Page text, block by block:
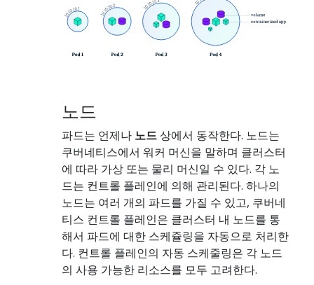
노드
파드는 언제나 노드상에서 동작한다. 노드는
쿠버네티스에서 워커 머신을 말하며 클러스터
에 따라 가상 또는 물리 머신일 수 있다. 각 노
드는 컨트롤 플레인에 의해 관리된다. 하나의
노드는 여러 개의 파드를 가질 수 있고, 쿠버네
티스 컨트롤 플레인은 클러스터 내 노드를 통
해서 파드에 대한 스케쥴링을 자동으로 처리한
다. 컨트롤 플레인의 자동 스케줄링은 각 노드
의 사용 가능한 리소스를 모두 고려한다.